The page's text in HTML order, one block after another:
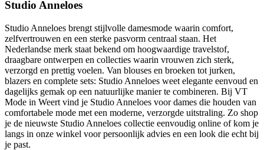
Studio Anneloes
Studio Anneloes brengt stijlvolle damesmode waarin comfort,
zelfvertrouwen en een sterke pasvorm centraal staan. Het
Nederlandse merk staat bekend om hoogwaardige travelstof,
draagbare ontwerpen en collecties waarin vrouwen zich sterk,
verzorgd en prettig voelen. Van blouses en broeken tot jurken,
blazers en complete sets: Studio Anneloes weet elegante eenvoud en
dagelijks gemak op een natuurlijke manier te combineren. Bij VT
Mode in Weert vind je Studio Anneloes voor dames die houden van
comfortabele mode met een moderne, verzorgde uitstraling. Zo shop
je de nieuwste Studio Anneloes collectie eenvoudig online of kom je
langs in onze winkel voor persoonlijk advies en een look die echt bij
je past.